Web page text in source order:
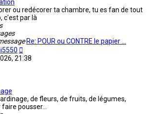
ou redécorer ta chambre, tu es fan de tout
c'est par là
Re: POUR ou CONTRE le papier …
le
21:38
de fleurs, de fruits, de légumes,
pousser...